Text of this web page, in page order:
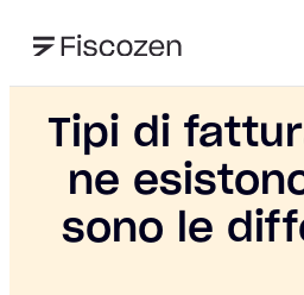
Tipi di
ne
sono le